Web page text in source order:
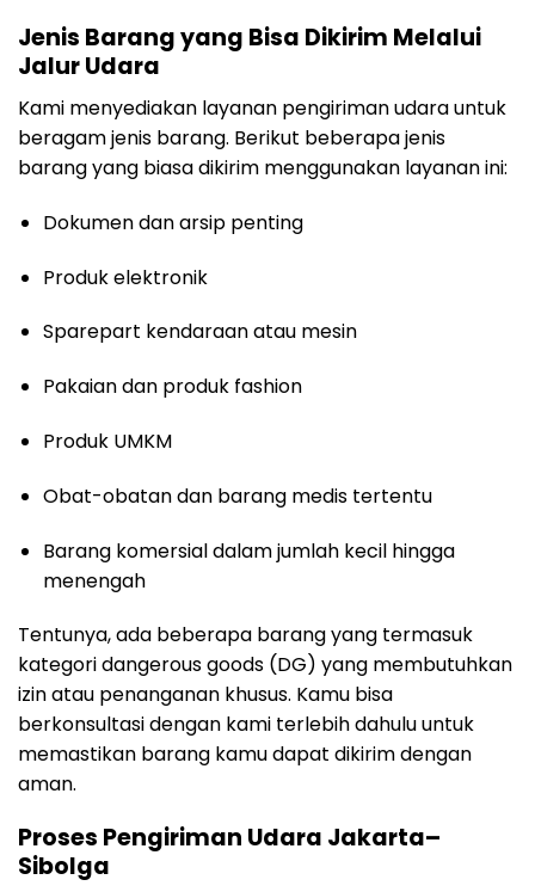
Jenis Barang yang Bisa Dikirim Melalui
Jalur Udara
Kami menyediakan layanan pengiriman udara untuk
beragam jenis barang. Berikut beberapa jenis
barang yang biasa dikirim menggunakan layanan ini:
Dokumen dan arsip penting
Produk elektronik
Sparepart kendaraan atau mesin
Pakaian dan produk fashion
Produk UMKM
Obat-obatan dan barang medis tertentu
Barang komersial dalam jumlah kecil hingga
menengah
Tentunya, ada beberapa barang yang termasuk
kategori dangerous goods (DG) yang membutuhkan
izin atau penanganan khusus. Kamu bisa
berkonsultasi dengan kami terlebih dahulu untuk
memastikan barang kamu dapat dikirim dengan
aman.
Proses Pengiriman Udara Jakarta–
Sibolga